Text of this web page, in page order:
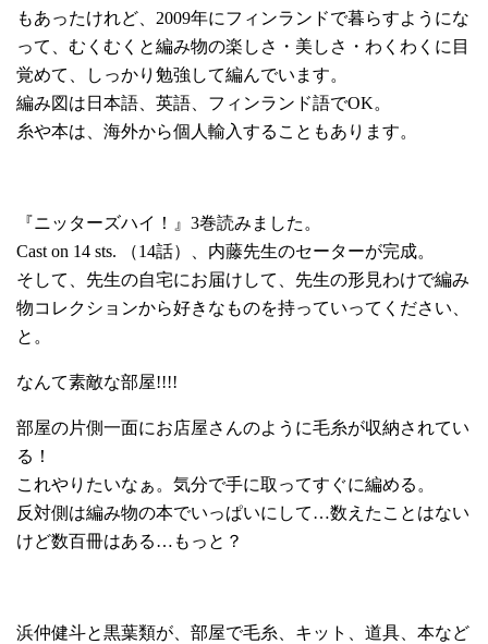
もあったけれど、2009年にフィンランドで暮らすようにな
って、むくむくと編み物の楽しさ・美しさ・わくわくに目
覚めて、しっかり勉強して編んでいます。
編み図は日本語、英語、フィンランド語でOK。
糸や本は、海外から個人輸入することもあります。
『ニッターズハイ！』3巻読みました。
Cast on 14 sts. （14話）、内藤先生のセーターが完成。
そして、先生の自宅にお届けして、先生の形見わけで編み
物コレクションから好きなものを持っていってください、
と。
なんて素敵な部屋!!!!
部屋の片側一面にお店屋さんのように毛糸が収納されてい
る！
これやりたいなぁ。気分で手に取ってすぐに編める。
反対側は編み物の本でいっぱいにして…数えたことはない
けど数百冊はある…もっと？
浜仲健斗と黒葉類が、部屋で毛糸、キット、道具、本など